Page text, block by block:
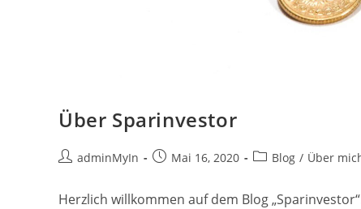
Über Sparinvestor
Beitrags-
adminMyIn
BeitragMai 16, 2020
Beitrags-
Blog / Über
Herzlich willkommen auf dem Blog